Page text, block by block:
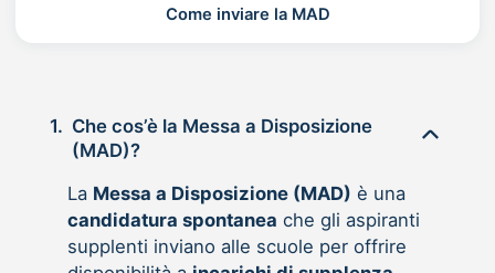
Come inviare la MAD
1. Che cos’è la Messa a Disposizione
(MAD)?
La Messa a Disposizione (MAD) è una
candidatura spontanea che gli aspiranti
supplenti inviano alle scuole per offrire